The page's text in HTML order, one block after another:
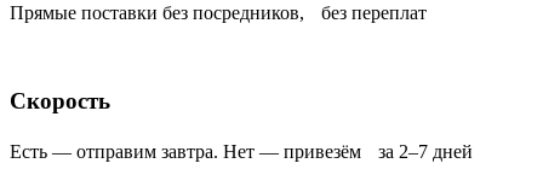
Прямые поставки без посредников, без переплат
Скорость
Есть — отправим завтра. Нет — привезём за 2–7 дней